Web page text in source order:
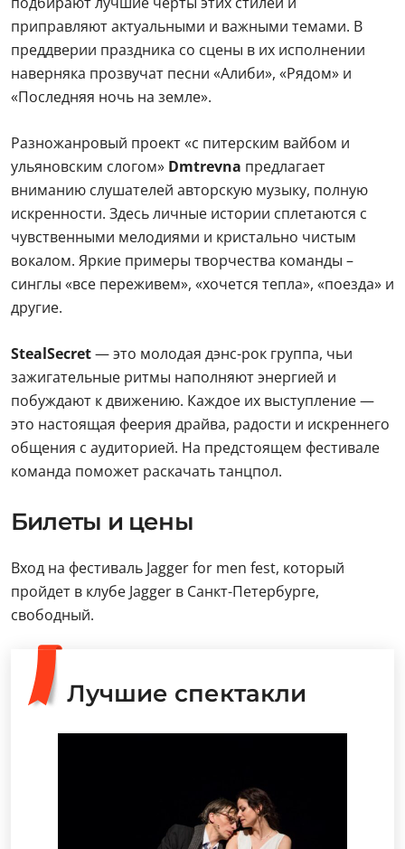
приправляют актуальными и важными темами. В
преддверии праздника со сцены в их исполнении
наверняка прозвучат песни «Алиби», «Рядом» и
«Последняя ночь на земле».
Разножанровый проект «с питерским вайбом и
ульяновским слогом» Dmtrevna предлагает
вниманию слушателей авторскую музыку, полную
искренности. Здесь личные истории сплетаются с
чувственными мелодиями и кристально чистым
вокалом. Яркие примеры творчества команды –
синглы «все переживем», «хочется тепла», «поезда» и
другие.
StealSecret— это молодая дэнс-рок группа, чьи
зажигательные ритмы наполняют энергией и
побуждают к движению. Каждое их выступление —
это настоящая феерия драйва, радости и искреннего
общения с аудиторией. На предстоящем фестивале
команда поможет раскачать танцпол.
Билеты и цены
Вход на фестиваль Jagger for mеn fest, который
пройдет в клубе Jagger в Санкт-Петербурге,
свободный.
Лучшие спектакли